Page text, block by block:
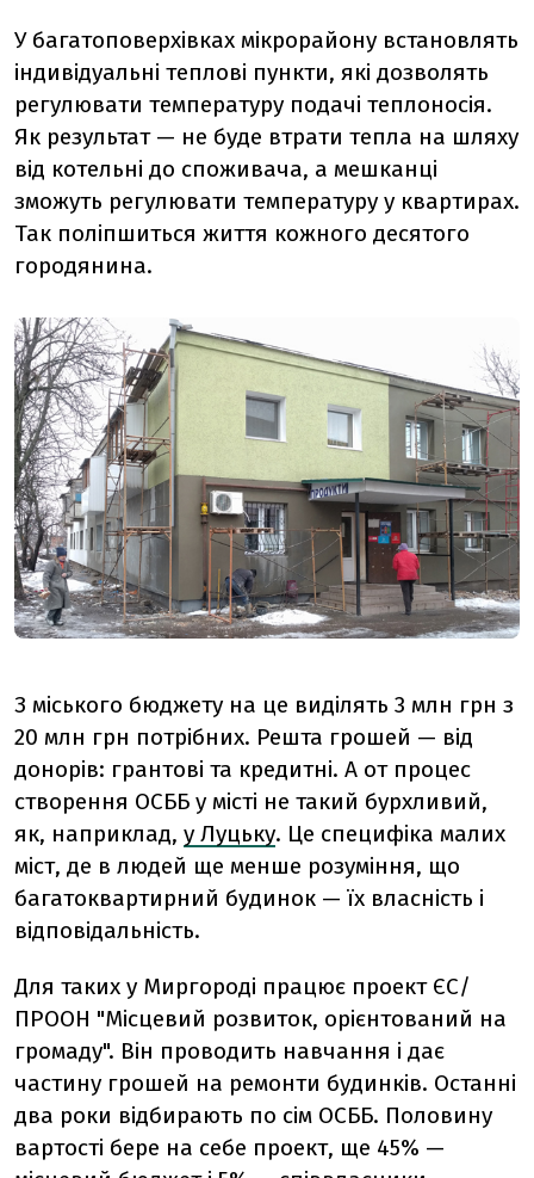
У багатоповерхівках мікрорайону встановлять
індивідуальні теплові пункти, які дозволять
регулювати температуру подачі теплоносія.
Як результат — не буде втрати тепла на шляху
від котельні до споживача, а мешканці
зможуть регулювати температуру у квартирах.
Так поліпшиться життя кожного десятого
городянина.
З міського бюджету на це виділять 3 млн грн з
20 млн грн потрібних. Решта грошей — від
донорів: грантові та кредитні. А от процес
створення ОСББ у місті не такий бурхливий,
як, наприклад, у Луцьку. Це специфіка малих
міст, де в людей ще менше розуміння, що
багатоквартирний будинок — їх власність і
відповідальність.
Для таких у Миргороді працює проект ЄС/
ПРООН "Місцевий розвиток, орієнтований на
громаду". Він проводить навчання і дає
частину грошей на ремонти будинків. Останні
два роки відбирають по сім ОСББ. Половину
вартості бере на себе проект, ще 45% —